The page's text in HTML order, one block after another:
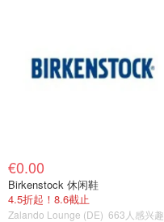
€0.00
Birkenstock 休闲鞋
4.5折起！8.6截止
Zalando Lounge (DE) 663人感兴趣